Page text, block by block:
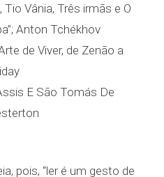
Vânia, Três irmãs e O
Anton Tchékhov
de Viver, de Zenão a
E São Tomás De
pois, “ler é um gesto de